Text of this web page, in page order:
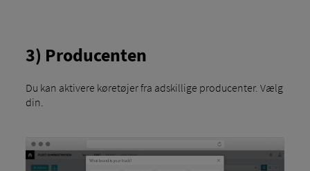
3) Producenten
Du kan aktivere køretøjer fra adskillige producenter. Vælg
din.